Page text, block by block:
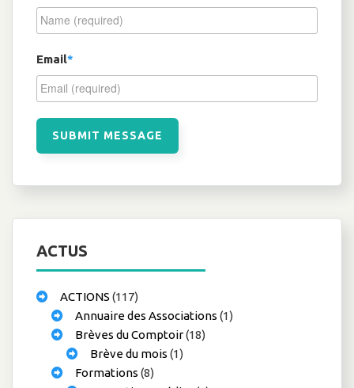
Email*
ACTUS
ACTIONS (117)
Annuaire des Associations (1)
Brèves du Comptoir(18)
Brève du mois (1)
Formations (8)